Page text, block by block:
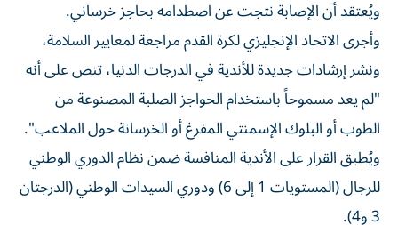
ويُعتقد أن الإصابة نتجت عن اصطدامه بحاجز خرساني.
وأجرى الاتحاد الإنجليزي لكرة القدم مراجعة لمعايير السلامة،
ونشر إرشادات جديدة للأندية في الدرجات الدنيا، تنص على أنه
"لم يعد مسموحاً باستخدام الحواجز الصلبة المصنوعة من
الطوب أو البلوك الإسمنتي المفرغ أو الخرسانة حول الملاعب".
ويُطبق القرار على الأندية المنافسة ضمن نظام الدوري الوطني
للرجال (المستويات 1 إلى 6) ودوري السيدات الوطني (الدرجتان
3 و4).